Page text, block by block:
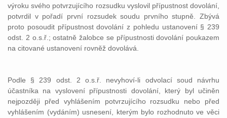
výroku svého potvrzujícího rozsudku vyslovil přípustnost dovolání,
potvrdil v pořadí první rozsudek soudu prvního stupně. Zbývá
proto posoudit přípustnost dovolání z pohledu ustanovení § 239
odst. 2 o.s.ř.; ostatně žalobce se přípustnosti dovolání poukazem
na citované ustanovení rovněž dovolává.
Podle § 239 odst. 2 o.s.ř. nevyhoví-li odvolací soud návrhu
účastníka na vyslovení přípustnosti dovolání, který byl učiněn
nejpozději před vyhlášením potvrzujícího rozsudku nebo před
vyhlášením (vydáním) usnesení, kterým bylo rozhodnuto ve věci